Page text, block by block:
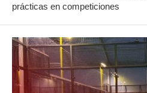
prácticas en competiciones